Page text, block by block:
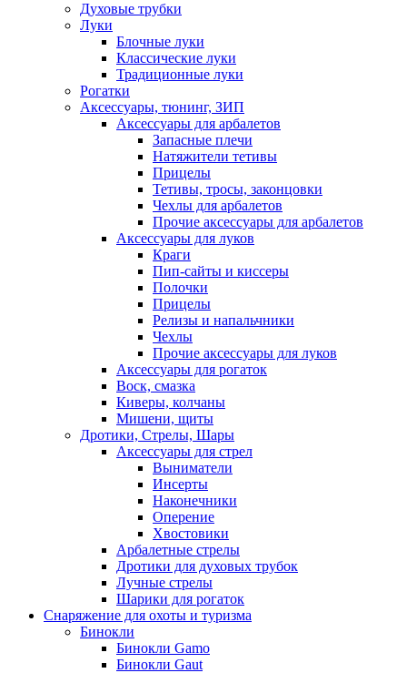
Духовые трубки
Луки
Блочные луки
Классические луки
Традиционные луки
Рогатки
Аксессуары, тюнинг, ЗИП
Аксессуары для арбалетов
Запасные плечи
Натяжители тетивы
Прицелы
Тетивы, тросы, законцовки
Чехлы для арбалетов
Прочие аксессуары для арбалетов
Аксессуары для луков
Краги
Пип-сайты и киссеры
Полочки
Прицелы
Релизы и напальчники
Чехлы
Прочие аксессуары для луков
Аксессуары для рогаток
Воск, смазка
Киверы, колчаны
Мишени, щиты
Дротики, Стрелы, Шары
Аксессуары для стрел
Выниматели
Инсерты
Наконечники
Оперение
Хвостовики
Арбалетные стрелы
Дротики для духовых трубок
Лучные стрелы
Шарики для рогаток
Снаряжение для охоты и туризма
Бинокли
Бинокли Gamo
Бинокли Gaut